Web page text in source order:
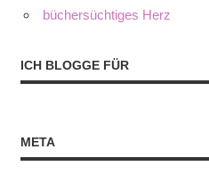
büchersüchtiges Herz
ICH BLOGGE FÜR
META